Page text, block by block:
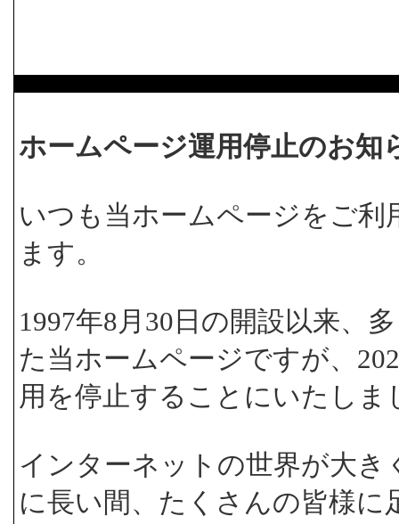
ホームページ運用停止のお知
いつも当ホームページをご
ます。
1997年8月30日の開設以来、
た当ホームページですが、
用を停止することにいたしま
インターネットの世界が大
に長い間、たくさんの皆様